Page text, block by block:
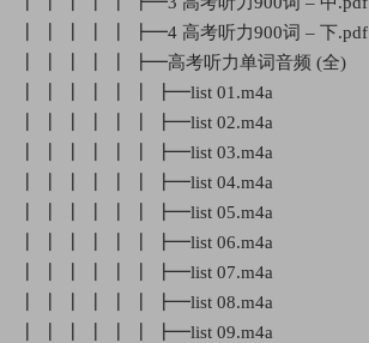
┃ ┃ ┃ ┃ ┃ ┣━4 高考听力900词 – 下.pdf
┃ ┃ ┃ ┃ ┃ ┣━高考听力单词音频 (全)
┃ ┃ ┃ ┃ ┃ ┃ ┣━list 01.m4a
┃ ┃ ┃ ┃ ┃ ┃ ┣━list 02.m4a
┃ ┃ ┃ ┃ ┃ ┃ ┣━list 03.m4a
┃ ┃ ┃ ┃ ┃ ┃ ┣━list 04.m4a
┃ ┃ ┃ ┃ ┃ ┃ ┣━list 05.m4a
┃ ┃ ┃ ┃ ┃ ┃ ┣━list 06.m4a
┃ ┃ ┃ ┃ ┃ ┃ ┣━list 07.m4a
┃ ┃ ┃ ┃ ┃ ┃ ┣━list 08.m4a
┃ ┃ ┃ ┃ ┃ ┃ ┣━list 09.m4a